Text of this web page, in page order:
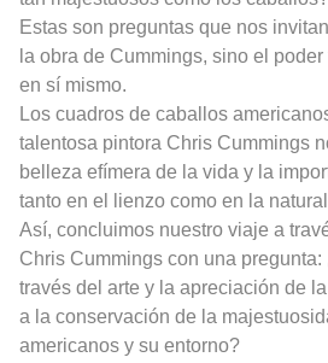
Estas son preguntas que nos
la obra de Cummings, sino el
en sí mismo.
Los cuadros de caballos
talentosa pintora Chris Cummings
belleza efímera de la vida y la
tanto en el lienzo como en la
Así, concluimos nuestro viaje a
Chris Cummings con una
través del arte y la apreciación de
a la conservación de la
americanos y su entorno?